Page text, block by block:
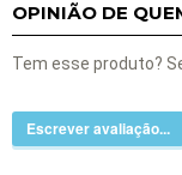
OPINIÃO DE
Tem esse produto?
Escrever avaliação...